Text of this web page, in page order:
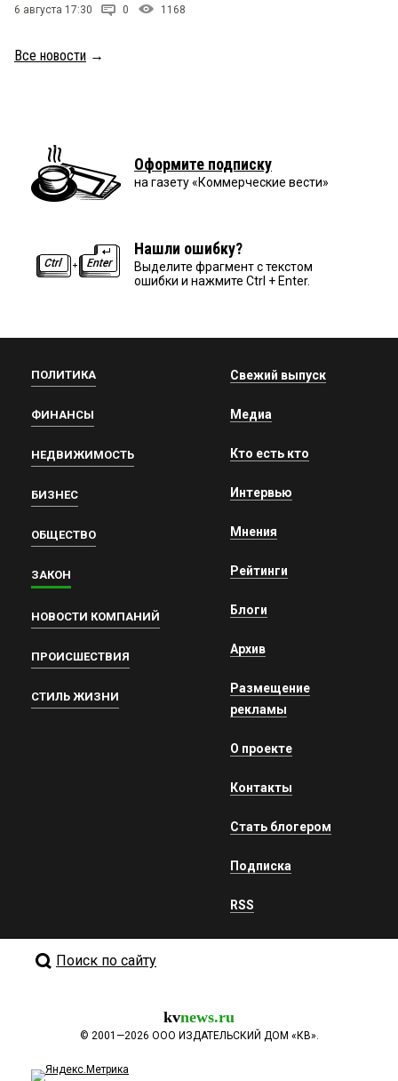
6 августа 17:30 0 1168
Все новости →
Оформите подписку
на газету «Коммерческие вести»
Нашли ошибку?
Выделите фрагмент с текстом
ошибки и нажмите Ctrl + Enter.
ПОЛИТИКА
ФИНАНСЫ
НЕДВИЖИМОСТЬ
БИЗНЕС
ОБЩЕСТВО
ЗАКОН
НОВОСТИ КОМПАНИЙ
ПРОИСШЕСТВИЯ
СТИЛЬ ЖИЗНИ
Свежий выпуск
Медиа
Кто есть кто
Интервью
Мнения
Рейтинги
Блоги
Архив
Размещение
рекламы
О проекте
Контакты
Стать блогером
Подписка
RSS
Поиск по сайту
kvnews.ru
© 2001—2026 ООО ИЗДАТЕЛЬСКИЙ ДОМ «КВ».